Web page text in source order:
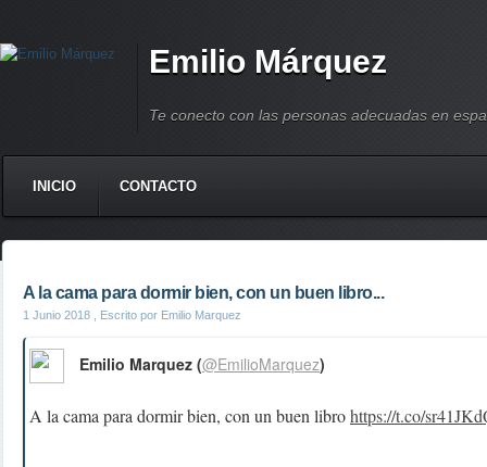
Emilio Márquez
Te conecto con las personas adecuadas en
INICIO CONTACTO
A la cama para dormir bien, con un buen libro...
1 Junio 2018 , Escrito por Emilio Marquez
A la cama para dormir bien, con un buen librohttps://t.co/
Emilio Marquez (@EmilioMarquez)